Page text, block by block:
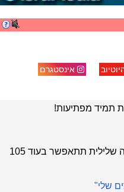
אינסטגרם
תמיד מפתיעות!
שלילית תתאפשר בעוד 105
שלי"